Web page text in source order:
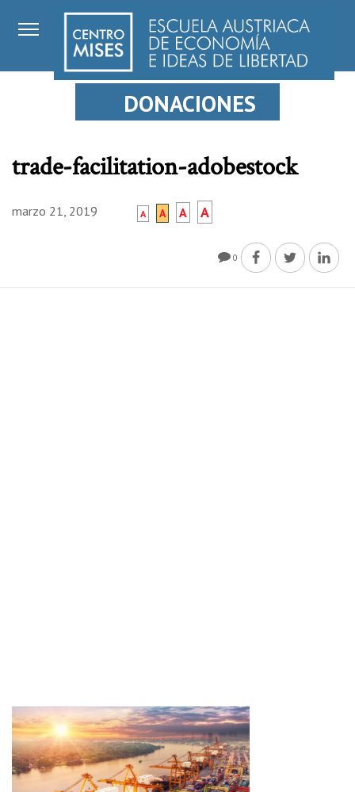
DONACIONES
trade-facilitation-adobestock
marzo 21, 2019 A A A A
0